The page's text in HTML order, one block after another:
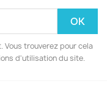
Vous trouverez pour cela
d'utilisation du site.